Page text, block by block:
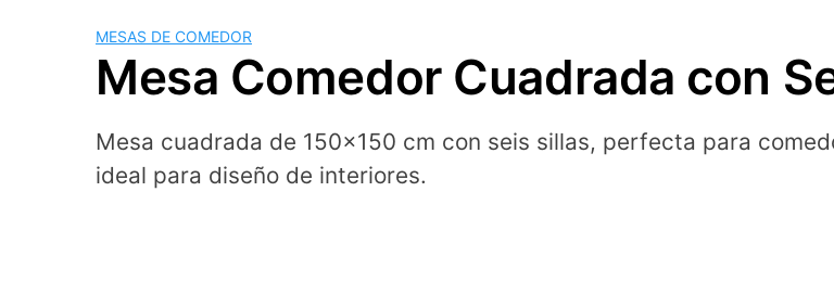
MESAS DE COMEDOR
Mesa Comedor Cuadrada con
Mesa cuadrada de 150x150 cm con seis sillas, perfecta para
ideal para diseño de interiores.